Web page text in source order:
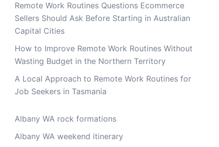
Remote Work Routines Questions Ecommerce
Sellers Should Ask Before Starting in Australian
Capital Cities
How to Improve Remote Work Routines Without
Wasting Budget in the Northern Territory
A Local Approach to Remote Work Routines for
Job Seekers in Tasmania
Albany WA rock formations
Albany WA weekend itinerary